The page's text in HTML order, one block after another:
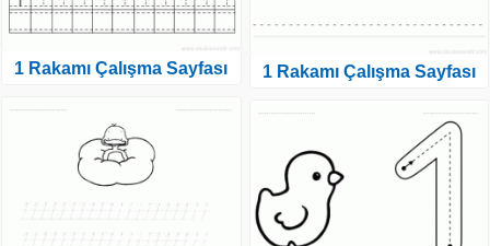
1 Rakamı Çalışma Sayfası 1 Rakamı Çalışma Sayfası